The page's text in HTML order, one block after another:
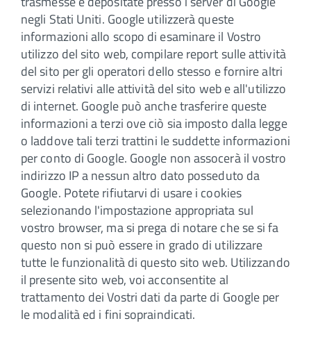
negli Stati Uniti. Google utilizzerà queste
informazioni allo scopo di esaminare il Vostro
utilizzo del sito web, compilare report sulle attività
del sito per gli operatori dello stesso e fornire altri
servizi relativi alle attività del sito web e all'utilizzo
di internet. Google può anche trasferire queste
informazioni a terzi ove ciò sia imposto dalla legge
o laddove tali terzi trattini le suddette informazioni
per conto di Google. Google non assocerà il vostro
indirizzo IP a nessun altro dato posseduto da
Google. Potete rifiutarvi di usare i cookies
selezionando l'impostazione appropriata sul
vostro browser, ma si prega di notare che se si fa
questo non si può essere in grado di utilizzare
tutte le funzionalità di questo sito web. Utilizzando
il presente sito web, voi acconsentite al
trattamento dei Vostri dati da parte di Google per
le modalità ed i fini sopraindicati.